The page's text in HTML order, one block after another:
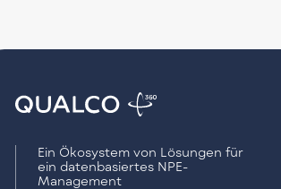
Ein Ökosystem von Lösungen für
ein datenbasiertes NPE-
Management